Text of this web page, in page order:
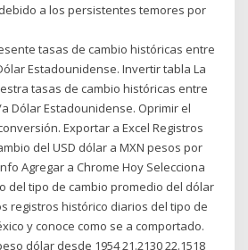
a los persistentes temores por
tasas de cambio históricas entre
Estadounidense. Invertir tabla La
tasas de cambio históricas entre
Dólar Estadounidense. Oprimir el
Exportar a Excel Registros
del USD dólar a MXN pesos por
Agregar a Chrome Hoy Selecciona
del tipo de cambio promedio del dólar
registros histórico diarios del tipo de
y conoce como se a comportado.
dólar desde 1954 21.2130 22.1518